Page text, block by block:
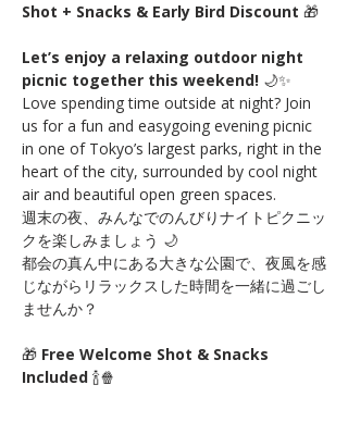
Shot + Snacks & Early Bird Discount 🎁
Let’s enjoy a relaxing outdoor night
picnic together this weekend! 🌙✨
Love spending time outside at night? Join
us for a fun and easygoing evening picnic
in one of Tokyo’s largest parks, right in the
heart of the city, surrounded by cool night
air and beautiful open green spaces.
週末の夜、みんなでのんびりナイトピクニッ
クを楽しみましょう 🌙
都会の真ん中にある大きな公園で、夜風を感
じながらリラックスした時間を一緒に過ごし
ませんか？
🎁 Free Welcome Shot & Snacks
Included 🍾🍿